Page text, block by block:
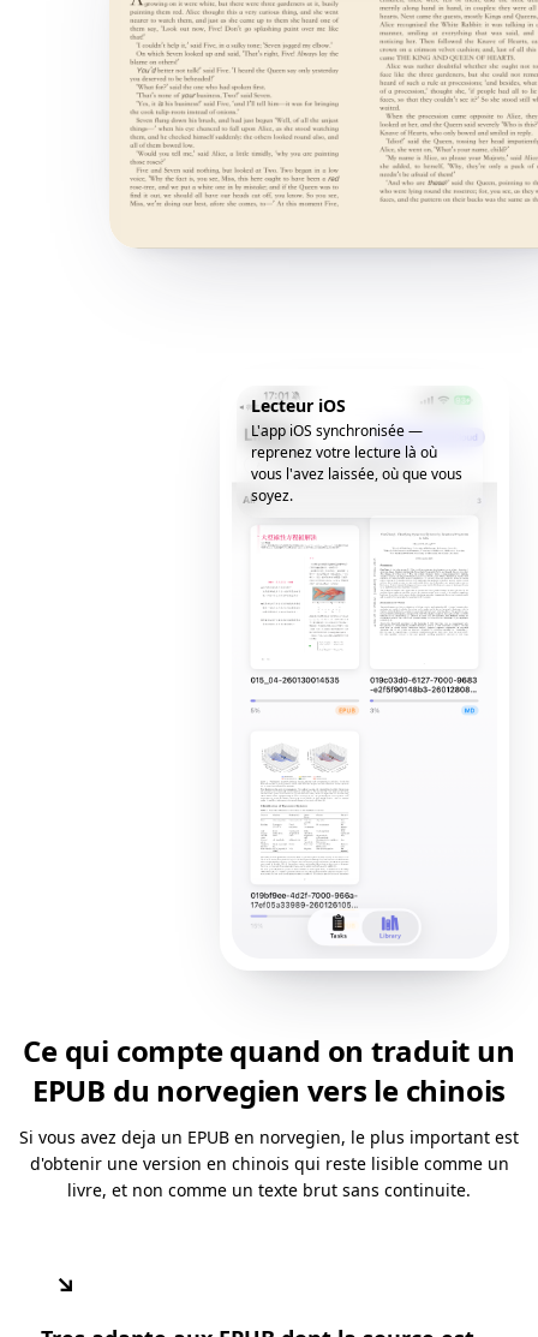
Lecteur iOS
L'app iOS synchronisée —
reprenez votre lecture là où
vous l'avez laissée, où que vous
soyez.
Ce qui compte quand on traduit un
EPUB du norvegien vers le chinois
Si vous avez deja un EPUB en norvegien, le plus important est
d'obtenir une version en chinois qui reste lisible comme un
livre, et non comme un texte brut sans continuite.
↘